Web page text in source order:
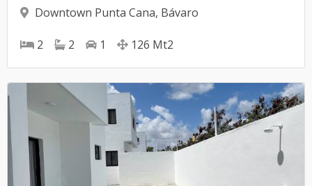
Downtown Punta Cana, Bávaro
2 2 1 126 Mt2